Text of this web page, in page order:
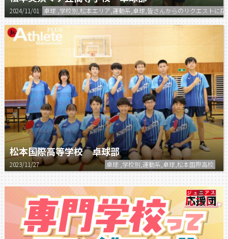
2024/11/01 卓球 ,学校別,松本エリア,運動系,卓球,皆さんからのリクエストに
松本国際高等学校 卓球部
2023/11/27 卓球 ,学校別,運動系,卓球,松本国際高校